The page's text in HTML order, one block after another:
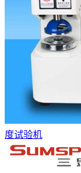
度试验机